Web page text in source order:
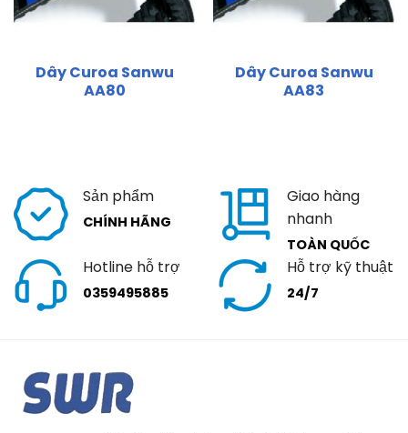
Dây Curoa Sanwu
AA80
Dây Curoa Sanwu
AA83
Sản phẩm
CHÍNH HÃNG
Giao hàng
nhanh
TOÀN QUỐC
Hotline hỗ trợ
0359495885
Hỗ trợ kỹ thuật
24/7